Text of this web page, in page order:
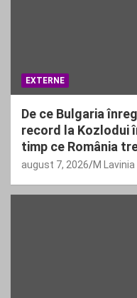
EXTERNE
De ce Bulgaria
record la Kozlodui
timp ce România
august 7, 2026 M Lavinia